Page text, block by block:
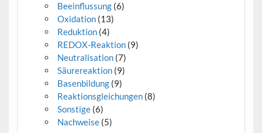
Beeinflussung (6)
Oxidation (13)
Reduktion (4)
REDOX-Reaktion (9)
Neutralisation (7)
Säurereaktion (9)
Basenbildung (9)
Reaktionsgleichungen (8)
Sonstige (6)
Nachweise (5)